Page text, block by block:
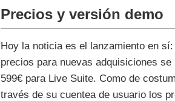
Precios y versión demo
Hoy la noticia es el lanzamiento en sí:
precios para nuevas adquisiciones
599€ para Live Suite. Como de
través de su cuentea de usuario los